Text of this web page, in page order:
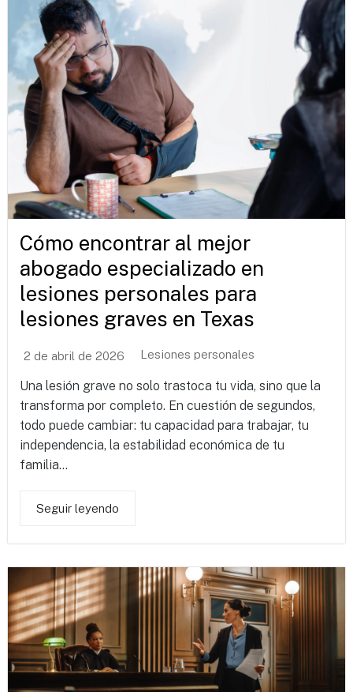
Cómo encontrar al mejor
abogado especializado en
lesiones personales para
lesiones graves en Texas
2 de abril de 2026 Lesiones personales
Una lesión grave no solo trastoca tu vida, sino que la
transforma por completo. En cuestión de segundos,
todo puede cambiar: tu capacidad para trabajar, tu
independencia, la estabilidad económica de tu
familia...
Seguir leyendo